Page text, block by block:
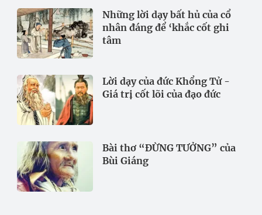
Những lời dạy bất hủ của cổ
nhân đáng để ‘khắc cốt ghi
tâm
Lời dạy của đức Khổng Tử -
Giá trị cốt lõi của đạo đức
Bài thơ “ĐỪNG TƯỞNG” của
Bùi Giáng